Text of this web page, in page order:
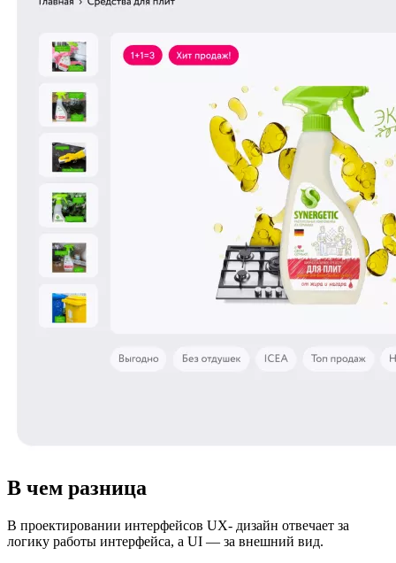
В чем разница
В проектировании интерфейсов UX- дизайн отвечает за
логику работы интерфейса, а UI — за внешний вид.